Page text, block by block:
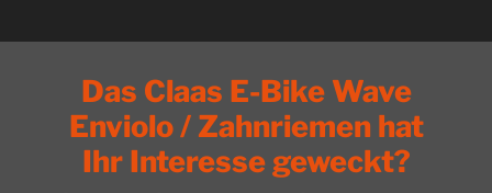
Sie...
Produkt
kennenlernen
Das Claas E-Bike Wave
Enviolo / Zahnriemen hat
Ihr Interesse geweckt?